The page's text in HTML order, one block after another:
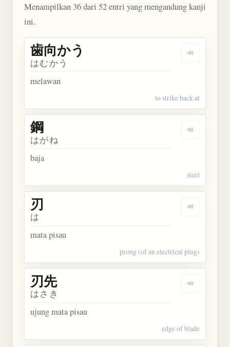
Menampilkan 36 dari 52 entri yang mengandung kanji
ini.
Dengarkan
歯向かう
はむかう
melawan
to strike back at
Dengarkan
鋼
はがね
baja
steel
Dengarkan
刃
は
mata pisau
prong (of an electrical plug)
Dengarkan
刃先
はさき
ujung mata pisau
edge of blade